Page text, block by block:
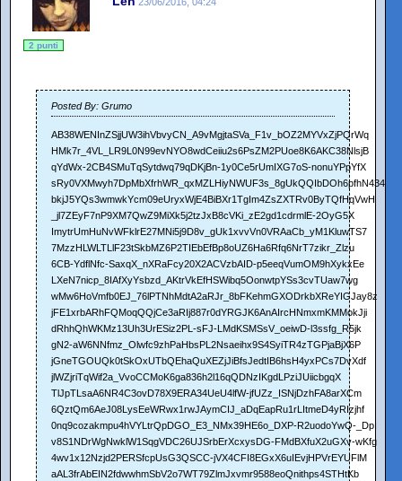
2 punti
Posted By: Grumo
AB38WENInZSjjUW3ihVbvyCN_A9vMgjtaSVa_F1v_bOZ2MYVxZjPQrWq
HMk7r_4VL_LR9L0N99evNYO8wdCeiiu2s6PsZM2PUoe8K6AKC38NlsjB
qYdWx-2CB4SMuTqSytdwq79qDKjBn-1y0Ce5rUmIXG7oS-nonuYPpYfX
sRy0VXMwyh7DpMbXfrhWR_qxMZLHiyNWUF3s_8gUkQQIbDOh6pfhN434
bkjJ5YQs3wmwkYcm09eUryxWjE4BiBXr1TgIm4ZsZXTRv0ByTQfHqVwH
_jl7ZEyF7nP9XM7QwZ9MiXk5j2tzJxB8cVKi_zE2gd1cdrmlE-2OyG5X
ImytrUmHuNvWFklrE27MNi5j9D8v_gUk1xvvVn0VRAaCb_yM1KluwTS7
7MzzHLWLTLlF23tSkbMZ6P2TIEbEfBp8oUZ6Ha6Rfq6NrT7zikr_Zlzu
6CB-YdflNfc-SaxqX_nXRaFcy20X2ACVzbAID-p5eeqVumOM9hXykxEe
LXeN7nicp_8IAfXyYsbzd_AKtrVkEfHSWibq5OonwtpYSs3cvTUaw7wg
wMw6HoVmfb0EJ_76lPTNhMdtA2aRJr_8bFKehmGXODrkbXReYIGJay8z
jFE1xrbARhFQMoqQQjCe3aRIj887r0dYRGJK6AnAIrcHNmxmKMMokJji
dRhhQhWKMz13Uh3UrESiz2PL-sFJ-LMdKSMSsV_oeiwD-l3ssfg_R5jk
gN2-aW6NNfmz_Olwfc9zhPaHbsPL2Nsaeihx9S4SyiTR4zTGPjaBjX6P
jGneTGOUQk0tSkOxUTbQEhaQuXEZjJiBfsJedtIB6hsH4yxPCs7DvXdf
jlWZjriTqWif2a_VvoCCMoK6ga836h2l16qQDNzIKgdLPziJUiicbgqX
TlJpTLsaA6NR4C3ovD78X9ERA34UeU4lfW-jfUZz_ISNjDzhFA8arXCm
6QztQm6AeJ08LysEeWRwx1rwJAymCIJ_aDqEapRu1rLItmeD4yRIzjhf
0nq9cozakmpu4hVYLtrQpDGO_E3_NMx39HE6o_DXP-R2uodoYwQ-_DpI
v8S1NDrWgNwklW1SqgVDC26UJSrbErXcxysDG-FMdBXfuX2uGXv-wKfg
4wv1x12Nzjd2PERSfcpUsG3QSCC-jVX4CFI8EGxX6uIEvjHPVrEYUFlM
aAL3frAbEIN2fdwwhmSbV2o7WT79ZlmJxvmr9588eoQnithps4STHtKb